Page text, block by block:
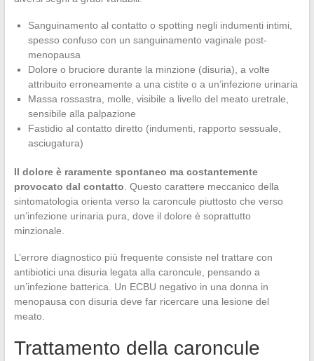
Sanguinamento al contatto o spotting negli indumenti intimi,
spesso confuso con un sanguinamento vaginale post-
menopausa
Dolore o bruciore durante la minzione (disuria), a volte
attribuito erroneamente a una cistite o a un’infezione urinaria
Massa rossastra, molle, visibile a livello del meato uretrale,
sensibile alla palpazione
Fastidio al contatto diretto (indumenti, rapporto sessuale,
asciugatura)
Il dolore è raramente spontaneo ma costantemente
provocato dal contatto. Questo carattere meccanico della
sintomatologia orienta verso la caroncule piuttosto che verso
un’infezione urinaria pura, dove il dolore è soprattutto
minzionale.
L’errore diagnostico più frequente consiste nel trattare con
antibiotici una disuria legata alla caroncule, pensando a
un’infezione batterica. Un ECBU negativo in una donna in
menopausa con disuria deve far ricercare una lesione del
meato.
Trattamento della caroncule